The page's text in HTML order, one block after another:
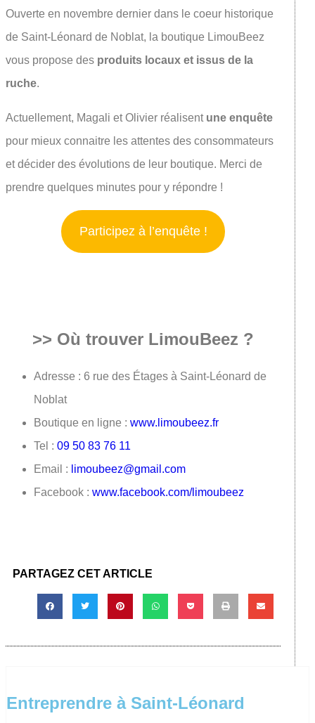
Ouverte en novembre dernier dans le coeur historique
de Saint-Léonard de Noblat, la boutique LimouBeez
vous propose des produits locaux et issus de la
ruche.
Actuellement, Magali et Olivier réalisent une enquête
pour mieux connaitre les attentes des consommateurs
et décider des évolutions de leur boutique. Merci de
prendre quelques minutes pour y répondre !
Participez à l’enquête !
>> Où trouver LimouBeez ?
Adresse : 6 rue des Étages à Saint-Léonard de
Noblat
Boutique en ligne : www.limoubeez.fr
Tel : 09 50 83 76 11
Email : limoubeez@gmail.com
Facebook : www.facebook.com/limoubeez
PARTAGEZ CET ARTICLE
Entreprendre à Saint-Léonard